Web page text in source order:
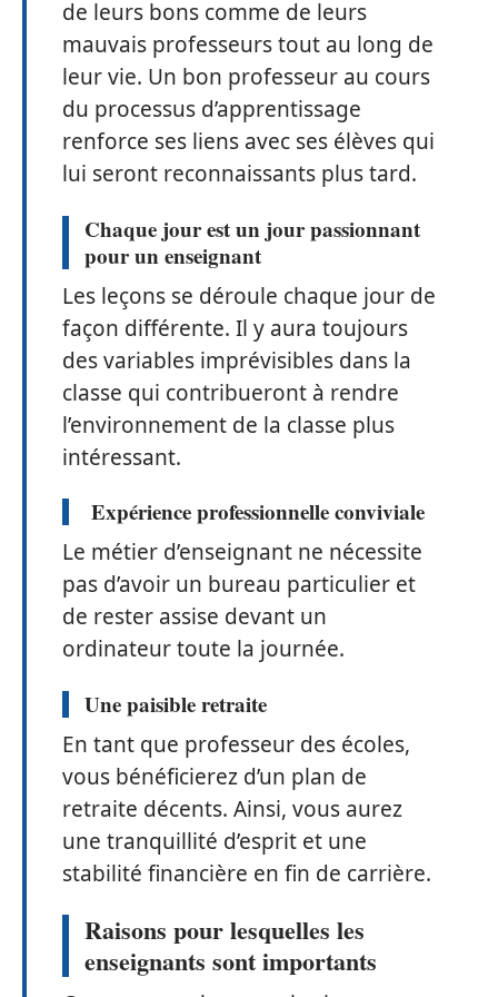
de leurs bons comme de leurs
mauvais professeurs tout au long de
leur vie. Un bon professeur au cours
du processus d’apprentissage
renforce ses liens avec ses élèves qui
lui seront reconnaissants plus tard.
Chaque jour est un jour passionnant
pour un enseignant
Les leçons se déroule chaque jour de
façon différente. Il y aura toujours
des variables imprévisibles dans la
classe qui contribueront à rendre
l’environnement de la classe plus
intéressant.
Expérience professionnelle conviviale
Le métier d’enseignant ne nécessite
pas d’avoir un bureau particulier et
de rester assise devant un
ordinateur toute la journée.
Une paisible retraite
En tant que professeur des écoles,
vous bénéficierez d’un plan de
retraite décents. Ainsi, vous aurez
une tranquillité d’esprit et une
stabilité financière en fin de carrière.
Raisons pour lesquelles les
enseignants sont importants